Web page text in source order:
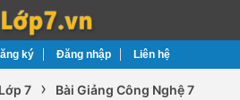
ký Đăng nhập Liên hệ
7 › Bài Giảng Công Nghệ 7